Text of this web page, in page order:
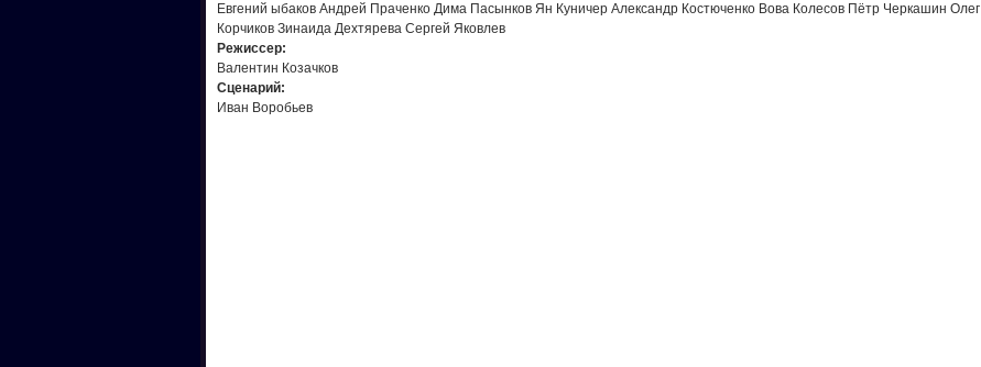
Евгений ыбаков Андрей Праченко Дима Пасынков Ян Куничер Александр Костюченко Вова Колесов Пётр Черкашин Олег
Корчиков Зинаида Дехтярева Сергей Яковлев
Режисcер:
Валентин Козачков
Сценарий:
Иван Воробьев